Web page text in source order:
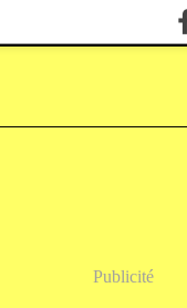
Publicité